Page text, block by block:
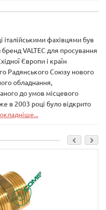
італійськими фахівцями був
VALTEC для просування
Європи і країн
Радянського Союзу нового
обладнання,
до умов місцевого
в 2003 році було відкрито